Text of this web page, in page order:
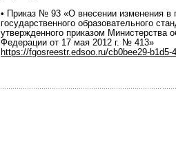
• Приказ № 93 «О внесении изменения в
государственного образовательного
утвержденного приказом Министерства
Федерации от 17 мая 2012 г. № 413»
https://fgosreestr.edsoo.ru/cb0bee29-b1d5-